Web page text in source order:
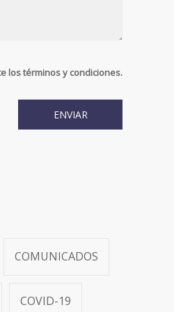
los términos y condiciones.
COMUNICADOS
COVID-19